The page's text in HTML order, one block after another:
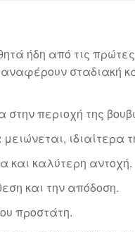
ήδη από τις
σταδιακή
περιοχή της
ιδιαίτερα
και καλύτερη αντοχή.
και την απόδοση.
προστάτη.